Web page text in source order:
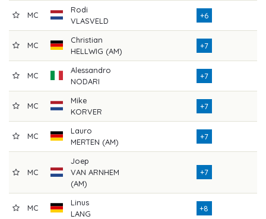
MC
Rodi
VLASVELD
+6
MC
Christian
HELLWIG (AM)
+7
MC
Alessandro
NODARI
+7
MC
Mike
KORVER
+7
MC
Lauro
MERTEN (AM)
+7
MC
Joep
VAN ARNHEM
(AM)
+7
MC
Linus
LANG
+8